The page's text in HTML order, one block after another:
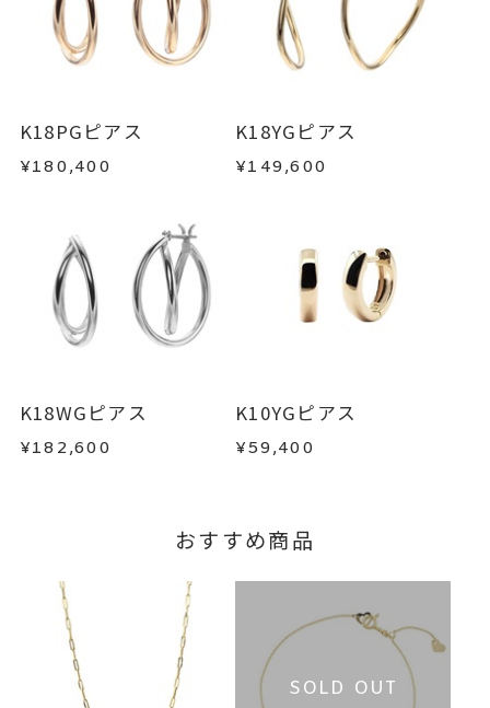
K18YGピアス、
地金ピアス
■お届け目安が「約1ヶ月半以内～」の商品
ご注文いただいてから在庫状況を確認いたしま
・在庫のご用意ができる場合： 約1週間～1ヶ月以
目安日数を頂戴し、一から製作いたします。
※お急ぎの方はご注文前にお問い合わせくださ
い。事前に現在の納期状況を確認いたします。
てご案内いたします。
詳しくはこちら
返品・交換
以下の場合、商品の返品・交換・返金
は承りかねます。
・受注生産の商品
・お客さまのお手元で傷や汚れが発生した商品
・販売期間が限定されている商品
・過度な交換・返品を繰り返している場合
商品の品質には万全を期しておりますが、万が一
不良品の場合、またはご注文のお品と異なる場合
お手数ですが商品到着後7日間以内に、お電話また
はお問い合わせフォームよりご連絡ください。
この場合の返送料は弊社にて負担いたしますの
K18PGピアス
¥180,400
K18YGピアス
¥149,600
K18WGピアス
¥182,600
K10YGピアス
¥59,400
おすすめ商品
SOLD OUT